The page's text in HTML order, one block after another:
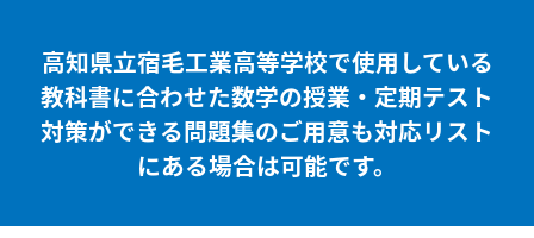
高知県立宿毛工業高等学校で使用している
教科書に合わせた数学の授業・定期テスト
対策ができる問題集のご用意も対応リスト
にある場合は可能です。